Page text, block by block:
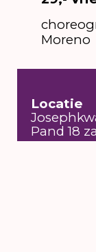
Moreno
Locatie
Pand 18